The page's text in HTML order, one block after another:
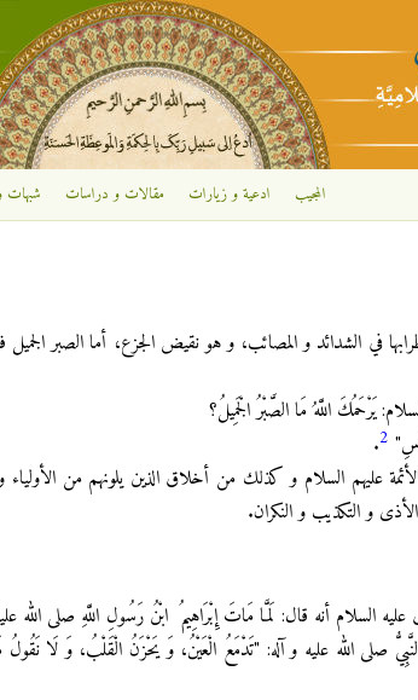
تجاوز إلى المحتوى الرئيسي
المجيب ادعية و زيارات مقالات و دراسات شبهات
في الشدائد و المصائب، و هو نقيض الجزع، أما الصبر
يَرْحَمُكَ اللَّهُ مَا الصَّبْرُ الْجَمِيلُ‏؟
2
.
عليهم السلام و كذلك من أخلاق الذين يلونهم من
و التكذيب و النكران.
السلام أنه قال: لَمَّا مَاتَ إِبْرَاهِيمُ‏ ابْنُ رَسُولِ اللَّهِ صلى الله
صلى الله عليه و آله: "تَدْمَعُ الْعَيْنُ، وَ يَحْزَنُ الْقَلْبُ، وَ لَا